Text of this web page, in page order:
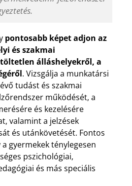
pontosabb képet adjon az
és szakmai
álláshelyekről, a
. Vizsgálja a munkatársi
tudást és szakmai
működését, a
és kezelésére
valamint a jelzések
és utánkövetését. Fontos
gyermekek ténylegesen
pszichológiai,
és más speciális